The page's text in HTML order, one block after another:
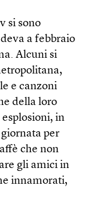
si sono
a febbraio
Alcuni si
e canzoni
della loro
in
per
che non
gli amici in
innamorati,